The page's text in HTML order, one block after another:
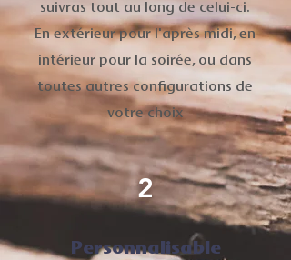
suivras tout au long de celui-ci.
En extérieur pour l'après midi, en
intérieur pour la soirée, ou dans
toutes autres configurations de
votre choix
2
Personnalisable